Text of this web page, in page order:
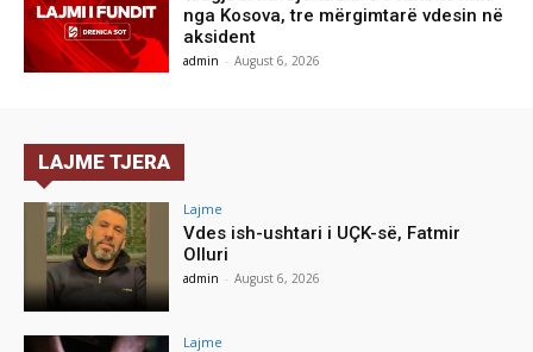
nga Kosova, tre mërgimtarë vdesin në
aksident
admin - August 6, 2026
LAJME TJERA
Lajme
Vdes ish-ushtari i UÇK-së, Fatmir
Olluri
admin - August 6, 2026
Lajme